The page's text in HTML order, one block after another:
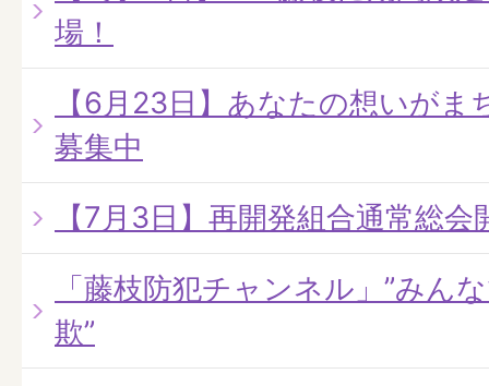
場！
【6月23日】あなたの想いがま
募集中
【7月3日】再開発組合通常総会
「藤枝防犯チャンネル」”みん
欺”